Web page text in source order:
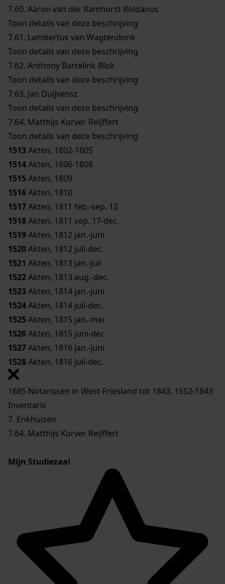
7.60. Aäron van der Ramhorst Roldanus
Toon details van deze beschrijving
7.61. Lambertus van Wagtendonk
Toon details van deze beschrijving
7.62. Anthony Bartelink Blok
Toon details van deze beschrijving
7.63. Jan Duijvensz
Toon details van deze beschrijving
7.64. Matthijs Korver Reijffert
Toon details van deze beschrijving
1513Akten, 1802-1805
1514Akten, 1806-1808
1515Akten, 1809
1516Akten, 1810
1517Akten, 1811 feb.-sep. 12
1518Akten, 1811 sep. 17-dec.
1519Akten, 1812 jan.-juni
1520Akten, 1812 juli-dec.
1521 Akten, 1813 jan.-juli
1522Akten, 1813 aug.-dec.
1523Akten, 1814 jan.-juni
1524Akten, 1814 juli-dec.
1525Akten, 1815 jan.-mei
1526Akten, 1815 juni-dec.
1527Akten, 1816 jan.-juni
1528Akten, 1816 juli-dec.
1685 Notarissen in West-Friesland tot 1843, 1552-1843
Inventaris
7. Enkhuizen
7.64. Matthijs Korver Reijffert
Mijn Studiezaal